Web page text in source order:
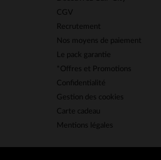
CGV
Recrutement
Nos moyens de paiement
Le pack garantie
*Offres et Promotions
Confidentialité
Gestion des cookies
Carte cadeau
Mentions légales